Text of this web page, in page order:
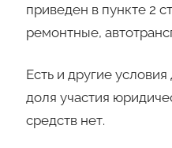
приведен в пункте 2
ремонтные,
Есть и другие
доля участия
средств нет.